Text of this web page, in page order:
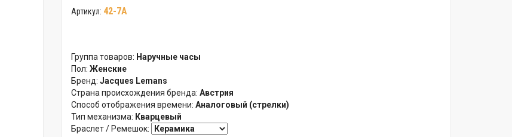
Артикул: 42-7A
Группа товаров: Наручные часы
Пол: Женские
Бренд: Jacques Lemans
Страна происхождения бренда: Австрия
Способ отображения времени: Аналоговый (стрелки)
Тип механизма: Кварцевый
Браслет / Ремешок: